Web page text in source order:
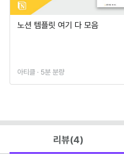
노션 템플릿 여기 다 모음
아티클 · 5분 분량
리뷰(4)